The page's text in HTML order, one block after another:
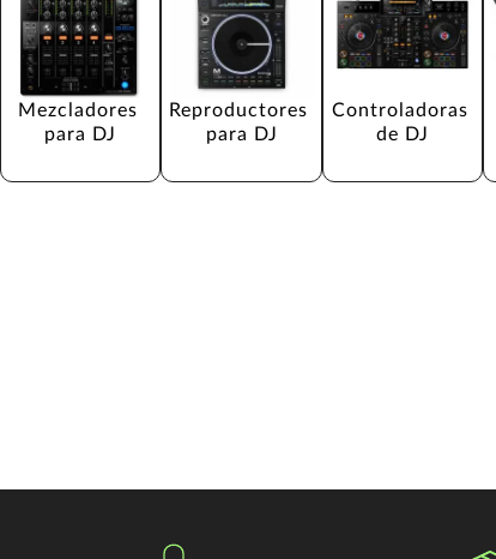
Mezcladores
para DJ
Reproductores
para DJ
Controladoras
de DJ